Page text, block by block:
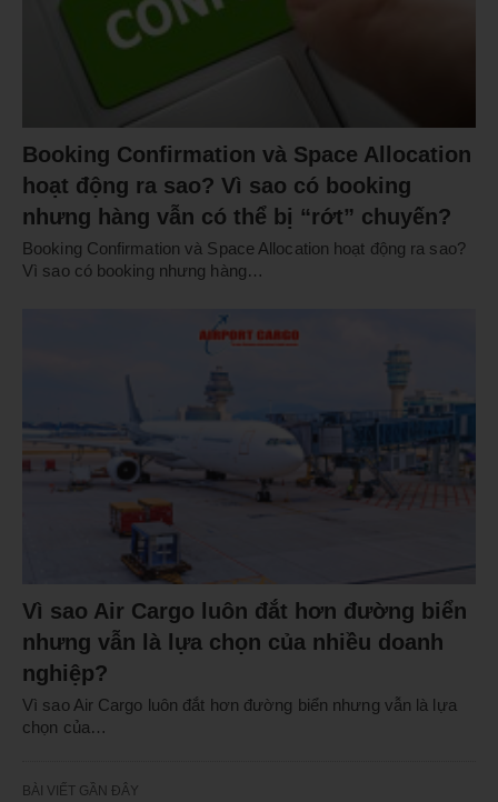
Booking Confirmation và Space Allocation
hoạt động ra sao? Vì sao có booking
nhưng hàng vẫn có thể bị “rớt” chuyến?
Booking Confirmation và Space Allocation hoạt động ra sao?
Vì sao có booking nhưng hàng…
Vì sao Air Cargo luôn đắt hơn đường biển
nhưng vẫn là lựa chọn của nhiều doanh
nghiệp?
Vì sao Air Cargo luôn đắt hơn đường biển nhưng vẫn là lựa
chọn của…
BÀI VIẾT GẦN ĐÂY